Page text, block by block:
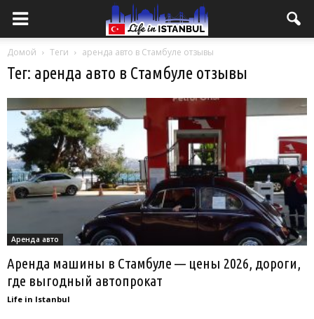
Домой Теги аренда авто в Стамбуле отзывы
Тег: аренда авто в Стамбуле отзывы
Аренда авто
Аренда машины в Стамбуле — цены 2026, дороги,
где выгодный автопрокат
Life in Istanbul